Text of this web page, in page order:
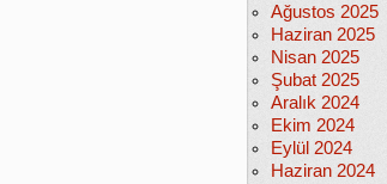
Ağustos 2025
Haziran 2025
Nisan 2025
Şubat 2025
Aralık 2024
Ekim 2024
Eylül 2024
Haziran 2024